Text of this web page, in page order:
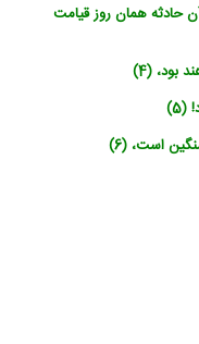
حادثه همان روز قیامت
بود، (4)
است، (6)